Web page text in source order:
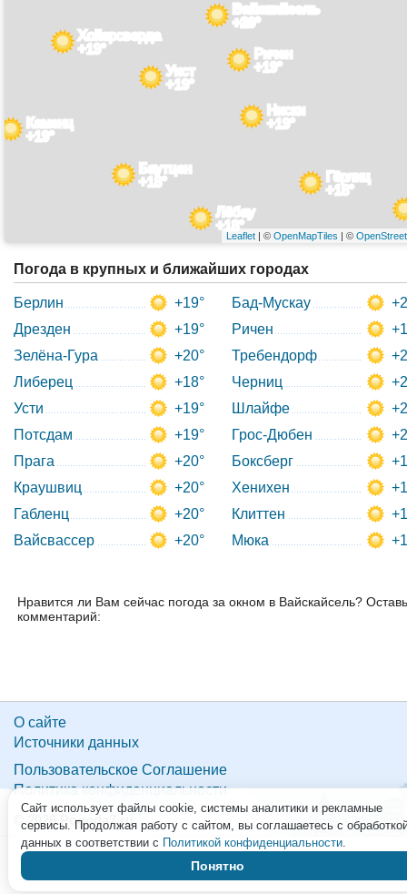
Вайскайсель
+20°
Гёрлиц
+18°
Хойерсверда
+19°
Баутцен
+18°
Лёбау
+18°
Каменц
+19°
Ниски
+19°
Ричен
+19°
Уист
+19°
Leaflet | ©OpenMapTiles | ©
Погода в крупных и ближайших городах
Берлин
+19°
Дрезден
+19°
Зелёна-Гура
+20°
Либерец
+18°
Усти
+19°
Потсдам
+19°
Прага
+20°
Краушвиц
+20°
Габленц
+20°
Вайсвассер
+20°
Бад-Мускау
Ричен
Требендорф
Черниц
Шлайфе
Грос-Дюбен
Боксберг
Хенихен
Клиттен
Мюка
Нравится ли Вам сейчас погода за окном в Вайскайсель?
комментарий:
О сайте
Источники данных
Пользовательское Соглашение
Политика конфиденциальности
© 2026 Pogoda7.ru
Сайт использует файлы cookie, системы аналитики и рекламные
сервисы. Продолжая работу с сайтом, вы соглашаетесь с
данных в соответствии с Политикой конфиденциальности.
Понятно